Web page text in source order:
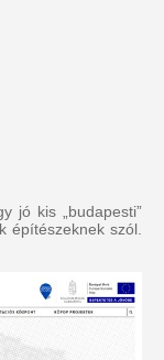
jó kis „budapesti”
építészeknek szól.